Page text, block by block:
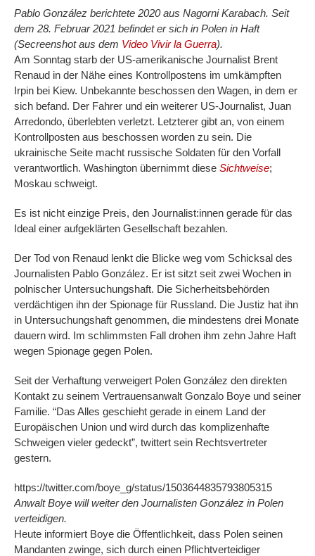
Pablo González berichtete 2020 aus Nagorni Karabach. Seit
dem 28. Februar 2021 befindet er sich in Polen in Haft
(Secreenshot aus dem Video Vivir la Guerra).
Am Sonntag starb der US-amerikanische Journalist Brent
Renaud in der Nähe eines Kontrollpostens im umkämpften
Irpin bei Kiew. Unbekannte beschossen den Wagen, in dem er
sich befand. Der Fahrer und ein weiterer US-Journalist, Juan
Arredondo, überlebten verletzt. Letzterer gibt an, von einem
Kontrollposten aus beschossen worden zu sein. Die
ukrainische Seite macht russische Soldaten für den Vorfall
verantwortlich. Washington übernimmt diese Sichtweise;
Moskau schweigt.
Es ist nicht einzige Preis, den Journalist:innen gerade für das
Ideal einer aufgeklärten Gesellschaft bezahlen.
Der Tod von Renaud lenkt die Blicke weg vom Schicksal des
Journalisten Pablo González. Er ist sitzt seit zwei Wochen in
polnischer Untersuchungshaft. Die Sicherheitsbehörden
verdächtigen ihn der Spionage für Russland. Die Justiz hat ihn
in Untersuchungshaft genommen, die mindestens drei Monate
dauern wird. Im schlimmsten Fall drohen ihm zehn Jahre Haft
wegen Spionage gegen Polen.
Seit der Verhaftung verweigert Polen González den direkten
Kontakt zu seinem Vertrauensanwalt Gonzalo Boye und seiner
Familie. “Das Alles geschieht gerade in einem Land der
Europäischen Union und wird durch das komplizenhafte
Schweigen vieler gedeckt”, twittert sein Rechtsvertreter
gestern.
https://twitter.com/boye_g/status/1503644835793805315
Anwalt Boye will weiter den Journalisten González in Polen
verteidigen.
Heute informiert Boye die Öffentlichkeit, dass Polen seinen
Mandanten zwinge, sich durch einen Pflichtverteidiger